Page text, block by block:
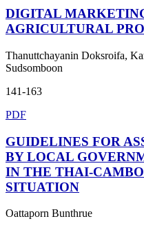
DIGITAL
AGRICULTURAL
Thanuttchayanin Doksroifa,
Sudsomboon
141-163
PDF
GUIDELINES FOR
BY LOCAL
IN THE THAI-
SITUATION
Oattaporn Bunthrue